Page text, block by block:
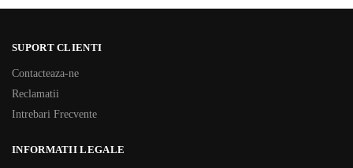
SUPORT CLIENTI
Contacteaza-ne
Reclamatii
Intrebari Frecvente
INFORMATII LEGALE